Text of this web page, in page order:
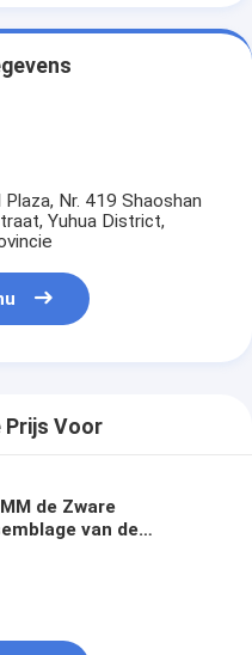
Nr. 419 Shaoshan
Yuhua District,
Prijs Voor
de Zware
van de